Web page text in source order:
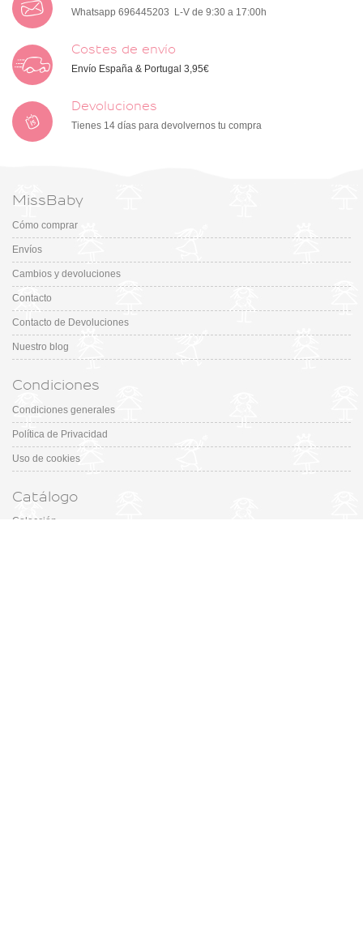
Whatsapp 696445203 L-V de 9:30 a 17:00h
Costes de envío
Envío España & Portugal 3,95€
Devoluciones
Tienes 14 días para devolvernos tu compra
MissBaby
Cómo comprar
Envíos
Cambios y devoluciones
Contacto
Contacto de Devoluciones
Nuestro blog
Condiciones
Condiciones generales
Política de Privacidad
Uso de cookies
Catálogo
Colección